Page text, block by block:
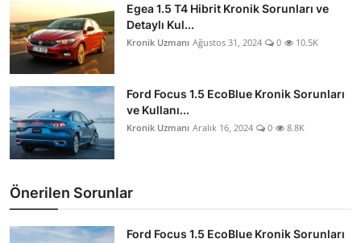
Egea 1.5 T4 Hibrit Kronik Sorunları ve
Detaylı Kul...
Kronik Uzmanı Ağustos 31, 2024 0 10.5K
Ford Focus 1.5 EcoBlue Kronik Sorunları
ve Kullanı...
Kronik Uzmanı Aralık 16, 2024 0 8.8K
Önerilen Sorunlar
Ford Focus 1.5 EcoBlue Kronik Sorunları